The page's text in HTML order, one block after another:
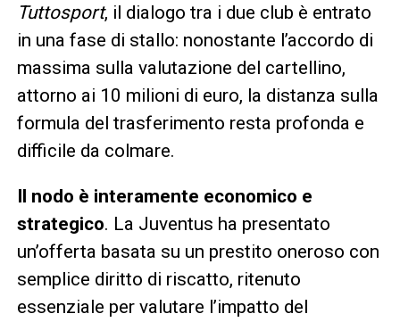
Tuttosport, il dialogo tra i due club è entrato
in una fase di stallo: nonostante l’accordo di
massima sulla valutazione del cartellino,
attorno ai 10 milioni di euro, la distanza sulla
formula del trasferimento resta profonda e
difficile da colmare.
Il nodo è interamente economico e
strategico. La Juventus ha presentato
un’offerta basata su un prestito oneroso con
semplice diritto di riscatto, ritenuto
essenziale per valutare l’impatto del